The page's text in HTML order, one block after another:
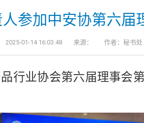
参加中安协第六届
2025-01-14 16:03:48 来源： 作者：秘书处
行业协会第六届理事会